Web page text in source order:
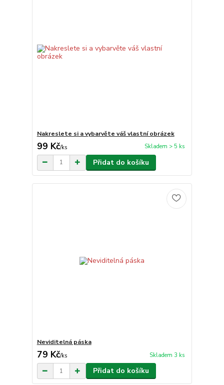
Nakreslete si a vybarvěte váš vlastní obrázek
99 Kč/ks Skladem > 5 ks
Přidat do košíku
Neviditelná páska
79 Kč/ks Skladem 3 ks
Přidat do košíku